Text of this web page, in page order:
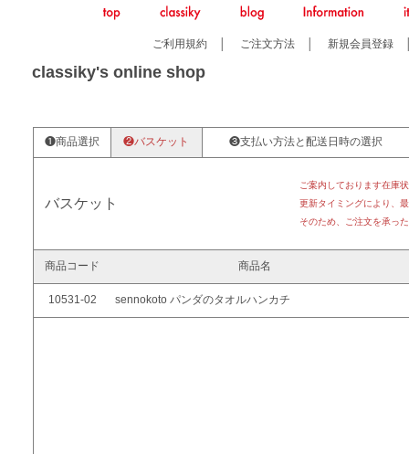
ご利用規約 ご注文方法 新規会員登録
classiky's online shop
❶商品選択 ❷バスケット ❸支払い方法と配送日時の選択
バスケット
ご案内しております在庫
更新タイミングにより、
そのため、ご注文を承っ
商品コード 商品名
10531-02 sennokoto パンダのタオルハンカチ